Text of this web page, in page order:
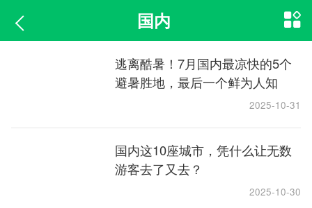
国内
逃离酷暑！7月国内最凉快的5个
避暑胜地，最后一个鲜为人知
2025-10-31
国内这10座城市，凭什么让无数
游客去了又去？
2025-10-30